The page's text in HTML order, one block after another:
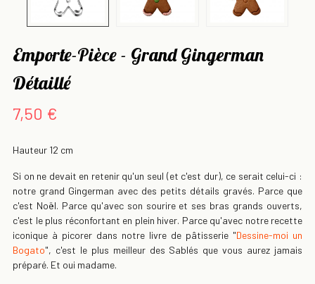
Emporte-Pièce - Grand Gingerman
Détaillé
7,50 €
Hauteur 12 cm
Si on ne devait en retenir qu'un seul (et c'est dur), ce serait celui-ci :
notre grand Gingerman avec des petits détails gravés. Parce que
c'est Noël. Parce qu'avec son sourire et ses bras grands ouverts,
c'est le plus réconfortant en plein hiver. Parce qu'avec notre recette
iconique à picorer dans notre livre de pâtisserie "Dessine-moi un
Bogato", c'est le plus meilleur des Sablés que vous aurez jamais
préparé. Et oui madame.